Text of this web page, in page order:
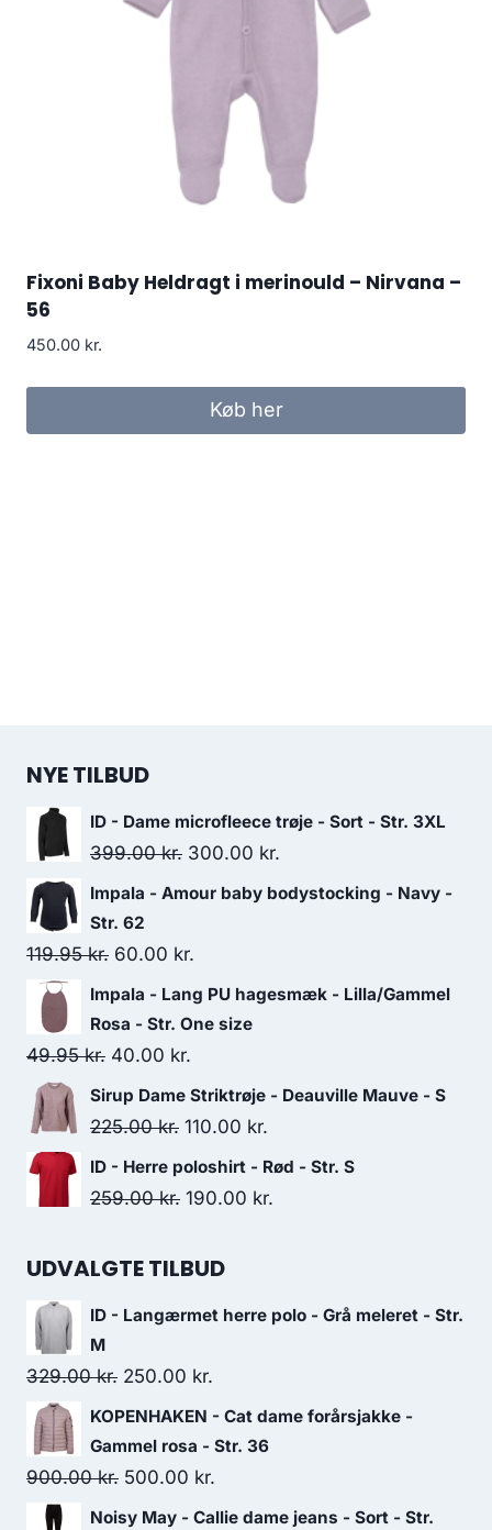
Fixoni Baby Heldragt i merinould – Nirvana –
56
450.00 kr.
Køb her
NYE TILBUD
ID - Dame microfleece trøje - Sort - Str. 3XL
399.00kr. Original
price
399.00 kr..
300.00 kr.
price
Impala - Amour baby bodystocking - Navy -
Str. 62
119.95kr. Original
price
was:
119.95 kr..
60.00 kr.
price
is:
Impala - Lang PU hagesmæk - Lilla/Gammel
Rosa - Str. One size
49.95kr. Original
price
was:
40.00 kr.
price
is:
Sirup Dame Striktrøje - Deauville Mauve - S
225.00kr. Original
price
was:
110.00 kr.
price
is:
ID - Herre poloshirt - Rød - Str. S
259.00kr. Original
was:
190.00 kr.
UDVALGTE TILBUD
ID - Langærmet herre polo - Grå meleret - Str.
M
329.00kr. Original
price
was:
329.00 kr..
250.00 kr.
price
is:
KOPENHAKEN - Cat dame forårsjakke -
Gammel rosa - Str. 36
900.00kr. Original
price
500.00 kr.
price
Noisy May - Callie dame jeans - Sort - Str.